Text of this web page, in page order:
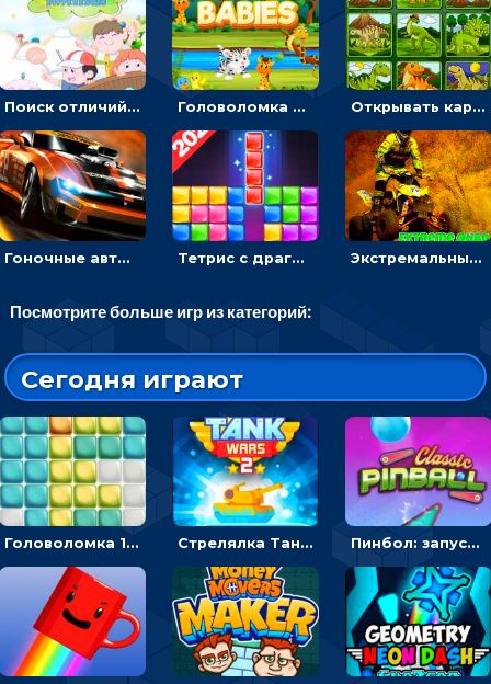
Поиск отличий на картинках с детьми - головоломка Головоломка Звери-малыши: открывай карточки по очереди, чтобы найти одинаковые Открывать картинки с динозаврами и складывать в пары по памяти - головоломка
Гоночные авто в пазлах: разбей картинку и собери снова Тетрис с драгоценными камнями: расставляй блоки, чтобы получить линию - головоломка Экстремальные пазлы с квадроциклами: собирать крутые тачки
Посмотрите больше игр из категорий:
Сегодня играют
Головоломка 10х10 Стрелялка Танковые войны: бить по танку врага, чтобы уничтожить зло Пинбол: запускать шарик, чтобы выбивать очки